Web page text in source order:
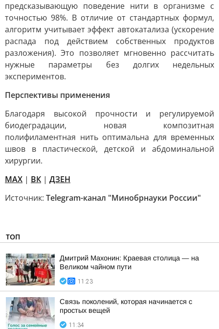
предсказывающую поведение нити в организме с
точностью 98%. В отличие от стандартных формул,
алгоритм учитывает эффект автокатализа (ускорение
распада под действием собственных продуктов
разложения). Это позволяет мгновенно рассчитать
нужные параметры без долгих недельных
экспериментов.
Перспективы применения
Благодаря высокой прочности и регулируемой
биодеградации, новая композитная
полифиламентная нить оптимальна для временных
швов в пластической, детской и абдоминальной
хирургии.
МАХ | ВК | ДЗЕН
Источник: Telegram-канал "Минобрнауки России"
ТОП
Дмитрий Махонин: Краевая столица — на
Великом чайном пути
11:23
Связь поколений, которая начинается с
простых вещей
11:34